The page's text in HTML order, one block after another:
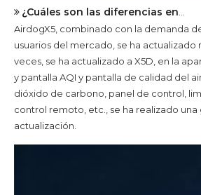
¿Cuáles son las diferencias entre el Airdog X5 y el X5D?
AirdogX5, combinado con la demanda
usuarios del mercado, se ha actualizado
veces, se ha actualizado a X5D, en la
y pantalla AQI y pantalla de calidad del
dióxido de carbono, panel de control,
control remoto, etc., se ha realizado una
actualización.